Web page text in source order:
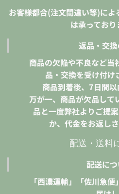
お客様都合(注文間違い等)に
は承っており
返品・交
商品の欠陥や不良など当
品・交換を受け付け
商品到着後、7日間以
万が一、商品が欠品して
品と一度弊社よりご提
か、代金をお返し
配送・送料
配送に
「西濃運輸」「佐川急